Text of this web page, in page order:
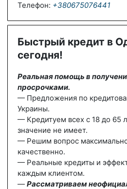
Телефон: +380675076441
Быстрый кредит в
сегодня!
Реальная помощь в
просрочками.
— Предложения по
Украины.
— Кредитуем всех с 18 до 65
значение не имеет.
— Решим вопрос
качественно.
— Реальные кредиты и
каждым клиентом.
— Рассматриваем